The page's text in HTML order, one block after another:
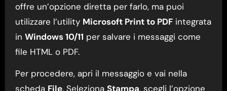
offre un’opzione diretta per farlo, ma puoi
utilizzare l’utility Microsoft Print to PDFintegrata
in Windows 10/11 per salvare i messaggi come
file HTML o PDF.
Per procedere, apri il messaggio e vai nella
scheda File. Seleziona Stampa, scegli l’opzione